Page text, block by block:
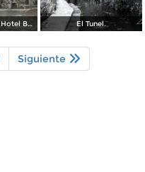
Patio interior del Hotel Banos y Lido, El Tunel.
Siguiente